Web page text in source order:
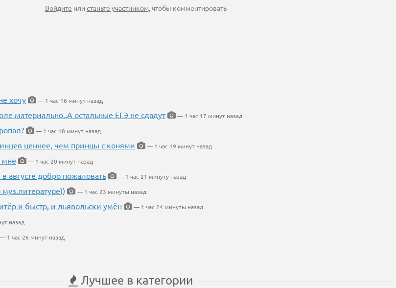
Войдите илистаньте участником, чтобы комментировать
хочу
— 1 час 16 минут назад
материально..А остальные ЕГЭ не сдадут
— 1 час 17 минут назад
— 1 час 18 минут назад
ценнее, чем принцы с конями
— 1 час 19 минут назад
мне
— 1 час 20 минут назад
августе добро пожаловать
— 1 час 21 минуту назад
— 1 час 23 минуты назад
и быстр, и дьявольски умён
— 1 час 24 минуты назад
назад
— 1 час 26 минут назад
Лучшее в категории